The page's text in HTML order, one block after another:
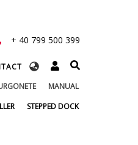
+ 40 799 500 399
MANUAL
STEPPED DOCK